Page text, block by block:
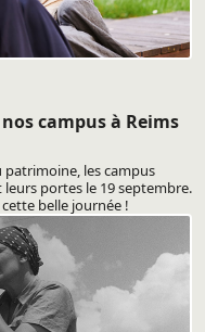
campus à Reims
patrimoine, les campus
portes le 19 septembre.
belle journée !